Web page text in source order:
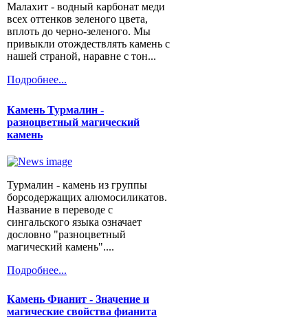
Малахит - водный карбонат меди
всех оттенков зеленого цвета,
вплоть до черно-зеленого. Мы
привыкли отождествлять камень с
нашей страной, наравне с тон...
Подробнее...
Камень Турмалин -
разноцветный магический
камень
Турмалин - камень из группы
борсодержащих алюмосиликатов.
Название в переводе с
сингальского языка означает
дословно "разноцветный
магический камень"....
Подробнее...
Камень Фианит - Значение и
магические свойства фианита